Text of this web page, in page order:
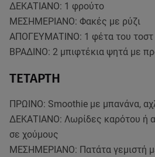
ΔΕΚΑΤΙΑΝΟ: 1 φρούτο
ΜΕΣΗΜΕΡΙΑΝΟ: Φακές με ρύζι
ΑΠΟΓΕΥΜΑΤΙΝΟ: 1 φέτα του τοστ
ΒΡΑΔΙΝΟ: 2 μπιφτέκια ψητά με
ΤΕΤΑΡΤΗ
ΠΡΩΙΝΟ: Smoothie με μπανάνα,
ΔΕΚΑΤΙΑΝΟ: Λωρίδες καρότου ή
σε χούμους
ΜΕΣΗΜΕΡΙΑΝΟ: Πατάτα γεμιστή